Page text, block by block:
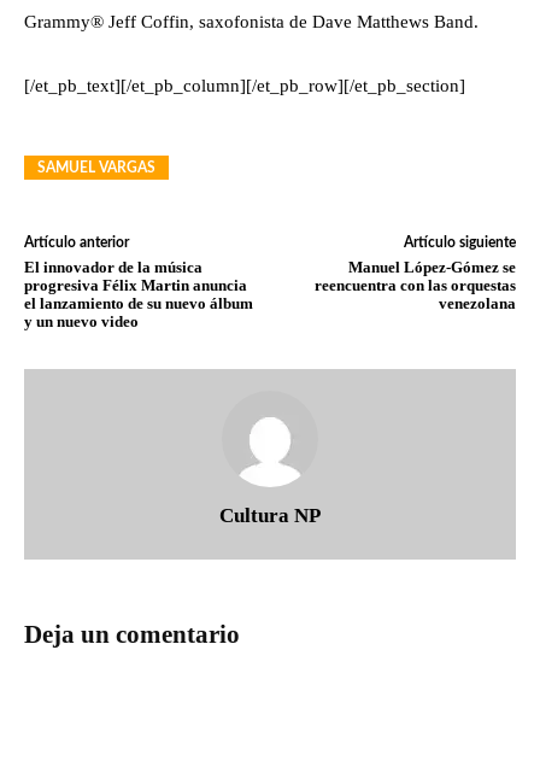
Grammy® Jeff Coffin, saxofonista de Dave Matthews Band.
[/et_pb_text][/et_pb_column][/et_pb_row][/et_pb_section]
SAMUEL VARGAS
Artículo anterior
El innovador de la música
progresiva Félix Martin anuncia
el lanzamiento de su nuevo álbum
y un nuevo video
Artículo siguiente
Manuel López-Gómez se
reencuentra con las orquestas
venezolana
Cultura NP
Deja un comentario